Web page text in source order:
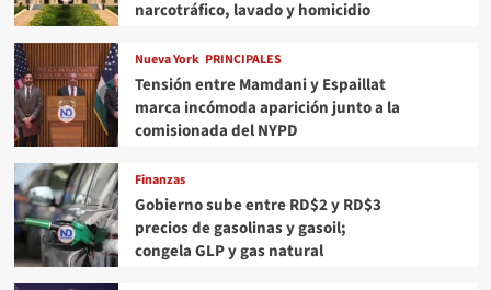
narcotráfico, lavado y homicidio
Nueva York PRINCIPALES
Tensión entre Mamdani y Espaillat
marca incómoda aparición junto a la
comisionada del NYPD
Finanzas
Gobierno sube entre RD$2 y RD$3
precios de gasolinas y gasoil;
congela GLP y gas natural